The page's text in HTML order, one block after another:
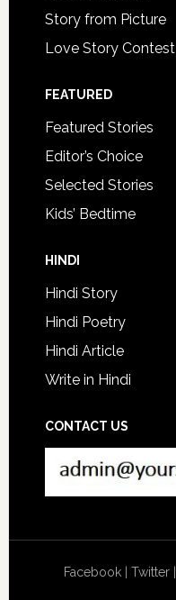
Story from Picture
Love Story Contest
FEATURED
Featured Stories
Editor’s Choice
Selected Stories
Kids’ Bedtime
HINDI
Hindi Story
Hindi Poetry
Hindi Article
Write in Hindi
CONTACT US
Facebook| Twitter|